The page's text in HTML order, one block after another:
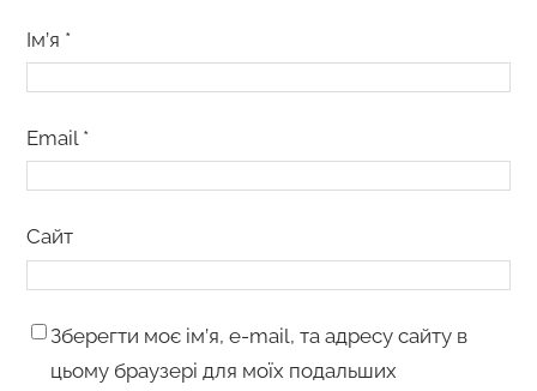
Ім’я *
Email *
Сайт
Зберегти моє ім’я, e-mail, та адресу сайту в
цьому браузері для моїх подальших